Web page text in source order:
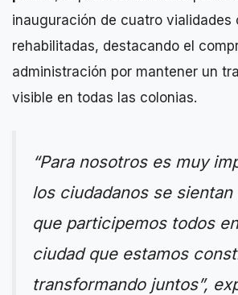
inauguración de cuatro vialidades
rehabilitadas, destacando el
administración por mantener un
visible en todas las colonias.
“Para nosotros es muy
los ciudadanos se sientan
que participemos todos
ciudad que estamos
transformando juntos”,